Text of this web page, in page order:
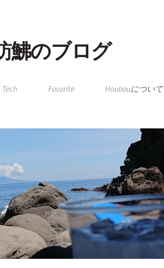
鮄のブログ
Tech Favorite Houbouについて